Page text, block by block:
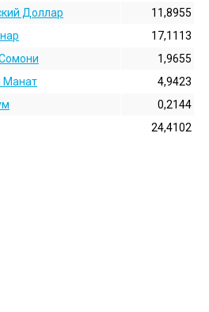
Доллар
11,8955
17,1113
1,9655
Манат
4,9423
0,2144
24,4102